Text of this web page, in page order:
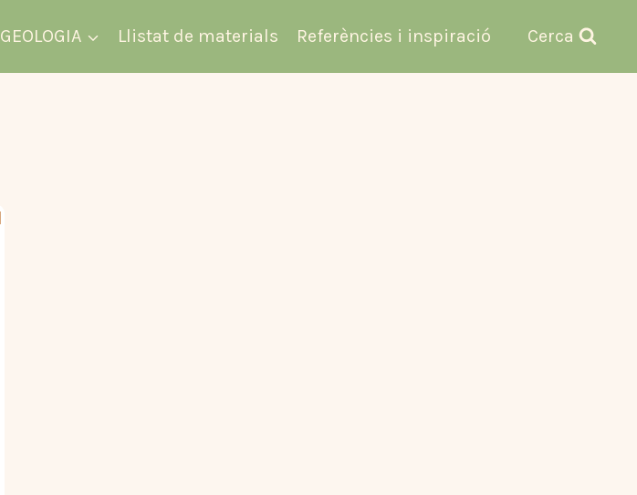
GEOLOGIA Llistat de materials Referències i inspiració Cerca